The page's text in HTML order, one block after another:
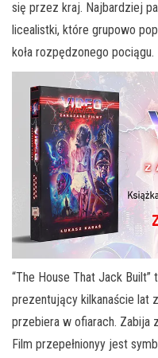
się przez kraj. Najbardziej
licealistki, które grupowo
koła rozpędzonego pociągu.
“The House That Jack
prezentujący kilkanaście lat
przebiera w ofiarach. Zabija
Film przepełnionyy jest